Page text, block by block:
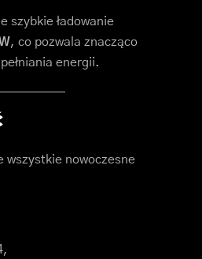
szybkie ładowanie
, co pozwala znacząco
energii.
wszystkie nowoczesne